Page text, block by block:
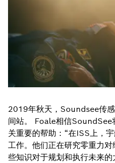
2019年秋天，Soundsee传
间站。 Foale相信SoundSee
关重要的帮助：“在ISS上，
工作。他们正在研究零重力
些知识对于规划和执行未来